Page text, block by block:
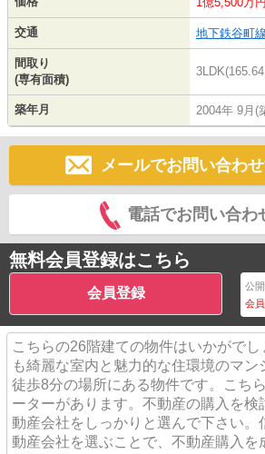
交通 地下鉄谷町線
間取り
(専有面積)
築年月 2004年 9月(
メールでお問い合わ
電話でお問い合わ
無料会員登録はこちら
会員登録 公
会
こちらの26階建ての物件はいかがで
も綺麗な室内と魅力的な住環境のマ
徒歩8分の場所にある物件です。こち
ーターがあります。不動産の購入を検
動産会社をしっかりと選んで下さい。
動産会社を選ぶことで、不動産購入を